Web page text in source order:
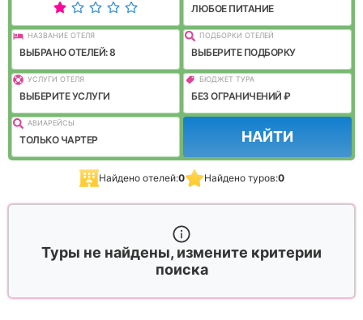
ЛЮБОЕ ПИТАНИЕ
НАЗВАНИЕ ОТЕЛЯ
ВЫБРАНО ОТЕЛЕЙ: 8
ПОДБОРКИ ОТЕЛЕЙ
ВЫБЕРИТЕ ПОДБОРКУ
УСЛУГИ ОТЕЛЯ
ВЫБЕРИТЕ УСЛУГИ
БЮДЖЕТ ТУРА
БЕЗ ОГРАНИЧЕНИЙ ₽
АВИАРЕЙСЫ
ТОЛЬКО ЧАРТЕР НАЙТИ
Найдено отелей:0 Найдено туров:0
Туры не найдены, измените критерии
поиска